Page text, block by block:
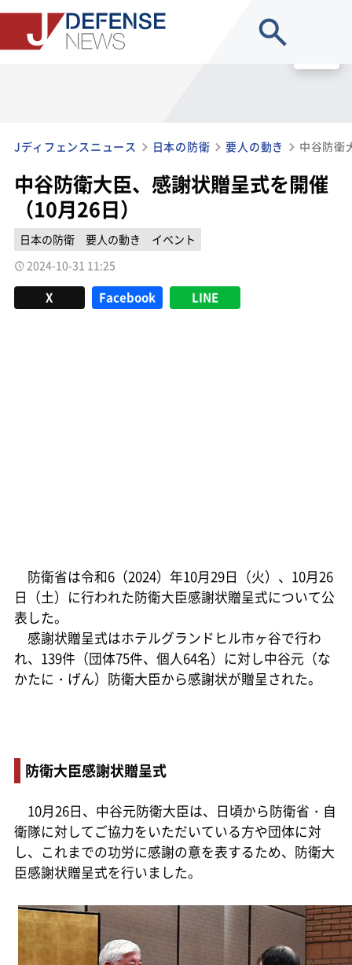
Jディフェンスニュース 日本の防衛 要人の動き 中谷防衛
中谷防衛大臣、感謝状贈呈式を開催
（10月26日）
日本の防衛 要人の動き
イベント
2024-10-31 11:25
X Facebook LINE
防衛省は令和6（2024）年10月29日（火）、10月26
日（土）に行われた防衛大臣感謝状贈呈式について公
表した。
感謝状贈呈式はホテルグランドヒル市ヶ谷で行わ
れ、139件（団体75件、個人64名）に対し中谷元（な
かたに・げん）防衛大臣から感謝状が贈呈された。
防衛大臣感謝状贈呈式
10月26日、中谷元防衛大臣は、日頃から防衛省・自
衛隊に対してご協力をいただいている方や団体に対
し、これまでの功労に感謝の意を表するため、防衛大
臣感謝状贈呈式を行いました。